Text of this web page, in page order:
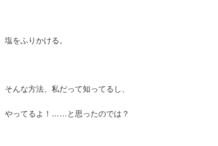
塩をふりかける。
そんな方法、私だって知ってるし、
やってるよ！……と思ったのでは？